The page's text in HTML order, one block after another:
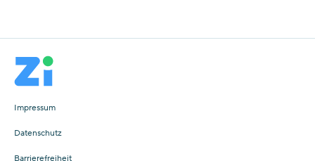
Impressum
Datenschutz
Barrierefreiheit